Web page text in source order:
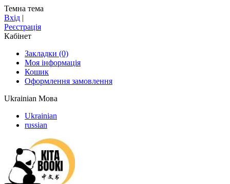
Темна тема
Вхід |
Реєстрація
Кабінет
Закладки (0)
Моя інформація
Кошик
Оформлення замовлення
Ukrainian Мова
Ukrainian
russian